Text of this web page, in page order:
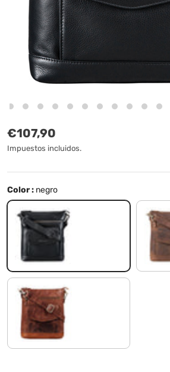
Precio normal
€107,90
Impuestos incluidos.
Color : negro
negro
kara - cognac